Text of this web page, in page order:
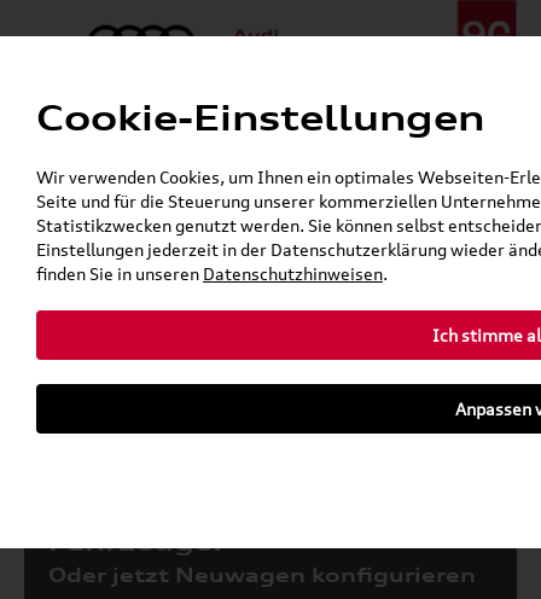
Menü
24h-Pannenhilfe:+49 (0)171 / 870 72 87
Öffnet in 2 Stunden, 14 Minuten
Verkauf:Mo. - Fr. 08:00 - 19:00 Uhr Sa. 09:00 - 13:00 Uhr
Service:Mo. - Fr. 06:00 - 20:00 Uhr Sa. 08:00 - 13:00 Uhr
Zurück zur Startseite
Fahrzeuge:
Oder jetzt Neuwagen konfigurieren
Cookie-Einstellungen
Wir verwenden Cookies, um Ihnen ein optimales Webseiten-
Seite und für die Steuerung unserer kommerziellen
Statistikzwecken genutzt werden. Sie können selbst
Einstellungen jederzeit in der Datenschutzerklärung wieder
finden Sie in unseren Datenschutzhinweisen.
Ich stimme
Anpassen